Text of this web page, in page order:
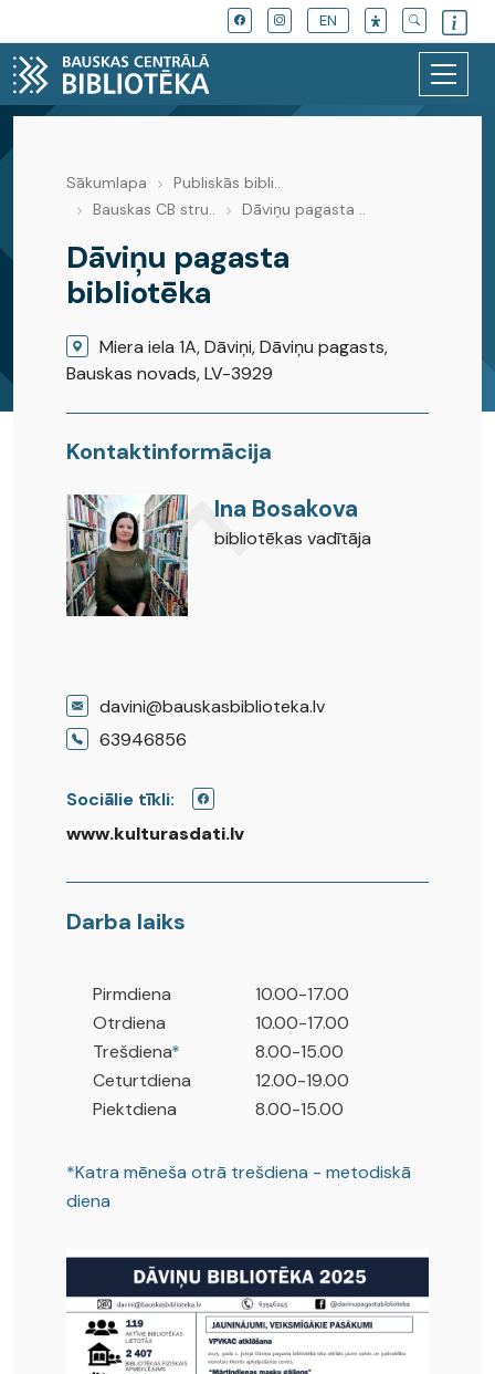
EN
Publiskās bibliotēkas
Sākumlapa
Publiskās bibli..
Bauskas CB stru..
Dāviņu pagasta ..
Dāviņu pagasta
bibliotēka
Miera iela 1A, Dāviņi, Dāviņu pagasts,
Bauskas novads, LV-3929
Kontaktinformācija
Ina Bosakova
bibliotēkas vadītāja
davini@bauskasbiblioteka.lv
63946856
Sociālie tīkli:
www.kulturasdati.lv
Darba laiks
Pirmdiena
Otrdiena
Trešdiena*
Ceturtdiena
Piektdiena
10.00-17.00
10.00-17.00
8.00-15.00
12.00-19.00
8.00-15.00
*Katra mēneša otrā trešdiena - metodiskā
diena